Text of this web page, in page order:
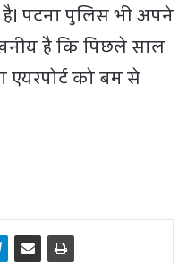
पटना पुलिस भी अपने
है कि पिछले साल
को बम से